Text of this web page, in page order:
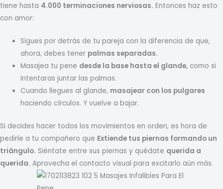
tiene hasta 4.000 terminaciones nerviosas. Entonces haz esto
con amor:
Sigues por detrás de tu pareja con la diferencia de que,
ahora, debes tener palmas separadas.
Masajea tu pene desde la base hasta el glande, como si
intentaras juntar las palmas.
Cuando llegues al glande, masajear con los pulgares
haciendo círculos. Y vuelve a bajar.
Si decides hacer todos los movimientos en orden, es hora de
pedirle a tu compañero que Extiende tus piernas formando un
triángulo. Siéntate entre sus piernas y quédate querida a
querida. Aprovecha el contacto visual para excitarlo aún más.